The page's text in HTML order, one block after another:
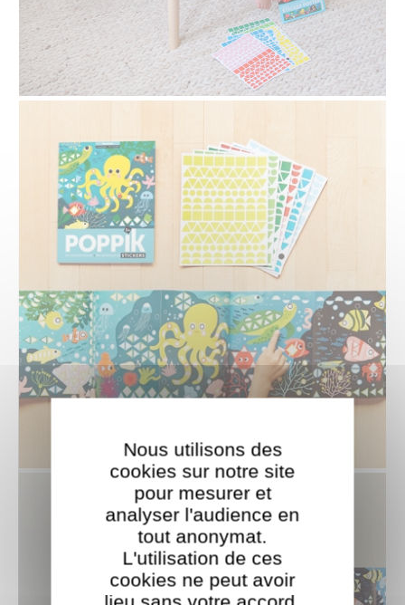
Nous utilisons des
cookies sur notre site
pour mesurer et
analyser l'audience en
tout anonymat.
L'utilisation de ces
cookies ne peut avoir